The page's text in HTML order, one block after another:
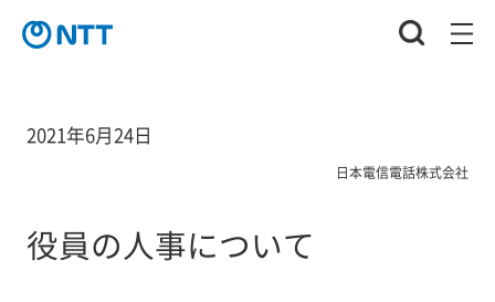
2021年6月24日
日本電信電話株式会社
役員の人事について